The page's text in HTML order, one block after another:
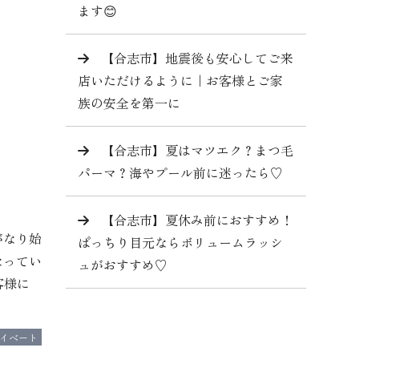
り始
てい
に
ベート
ます😊
【合志市】地震後も安心してご来
店いただけるように｜お客様とご家
族の安全を第一に
【合志市】夏はマツエク？まつ毛
パーマ？海やプール前に迷ったら♡
【合志市】夏休み前におすすめ！
ぱっちり目元ならボリュームラッシ
ュがおすすめ♡